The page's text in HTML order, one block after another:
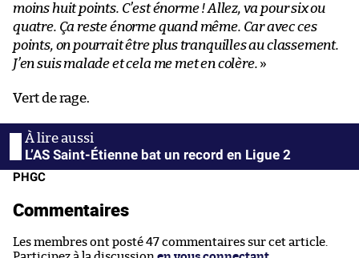
moins huit points. C’est énorme ! Allez, va pour six ou
quatre. Ça reste énorme quand même. Car avec ces
points, on pourrait être plus tranquilles au classement.
J’en suis malade et cela me met en colère. »
Vert de rage.
L’AS Saint-Étienne bat un record en Ligue 2
PHGC
Commentaires
Les membres ont posté 47 commentaires sur cet article.